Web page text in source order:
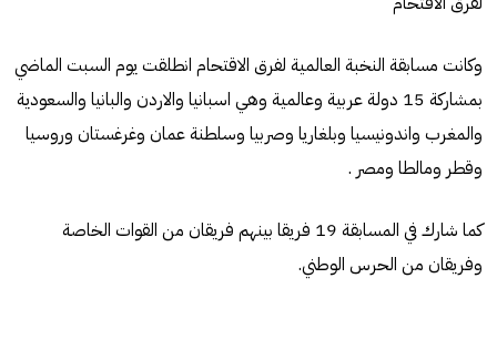
وكانت مسابقة النخبة العالمية لفرق الاقتحام انطلقت يوم السبت الماضي
بمشاركة 15 دولة عربية وعالمية وهي اسبانيا والاردن والبانيا والسعودية
والمغرب واندونيسيا وبلغاريا وصربيا وسلطنة عمان وغرغستان وروسيا
وقطر ومالطا ومصر .
كما شارك في المسابقة 19 فريقا بينهم فريقان من القوات الخاصة
وفريقان من الحرس الوطني.